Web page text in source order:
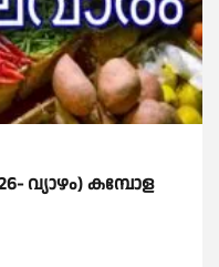
വ്യാഴം) കമ്പോള